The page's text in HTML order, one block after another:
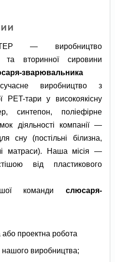
— виробництво
та вторинної сировини
зварювальника
виробництво з
PET-тари у високоякісну
синтепон, поліефірне
діяльності компанії —
сну (постільні білизна,
матраси). Наша місія —
від пластикового
команди слюсаря-
проектна робота
виробництва;